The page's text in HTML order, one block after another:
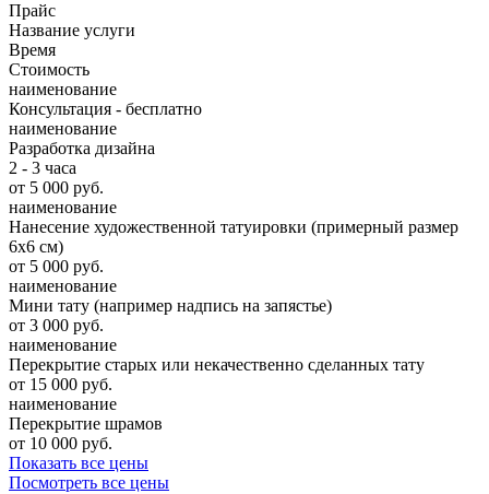
Прайс
Название услуги
Время
Стоимость
наименование
Консультация - бесплатно
наименование
Разработка дизайна
2 - 3 часа
от 5 000 руб.
наименование
Нанесение художественной татуировки (примерный размер
6х6 см)
от 5 000 руб.
наименование
Мини тату (например надпись на запястье)
от 3 000 руб.
наименование
Перекрытие старых или некачественно сделанных тату
от 15 000 руб.
наименование
Перекрытие шрамов
от 10 000 руб.
Показать все цены
Посмотреть все цены